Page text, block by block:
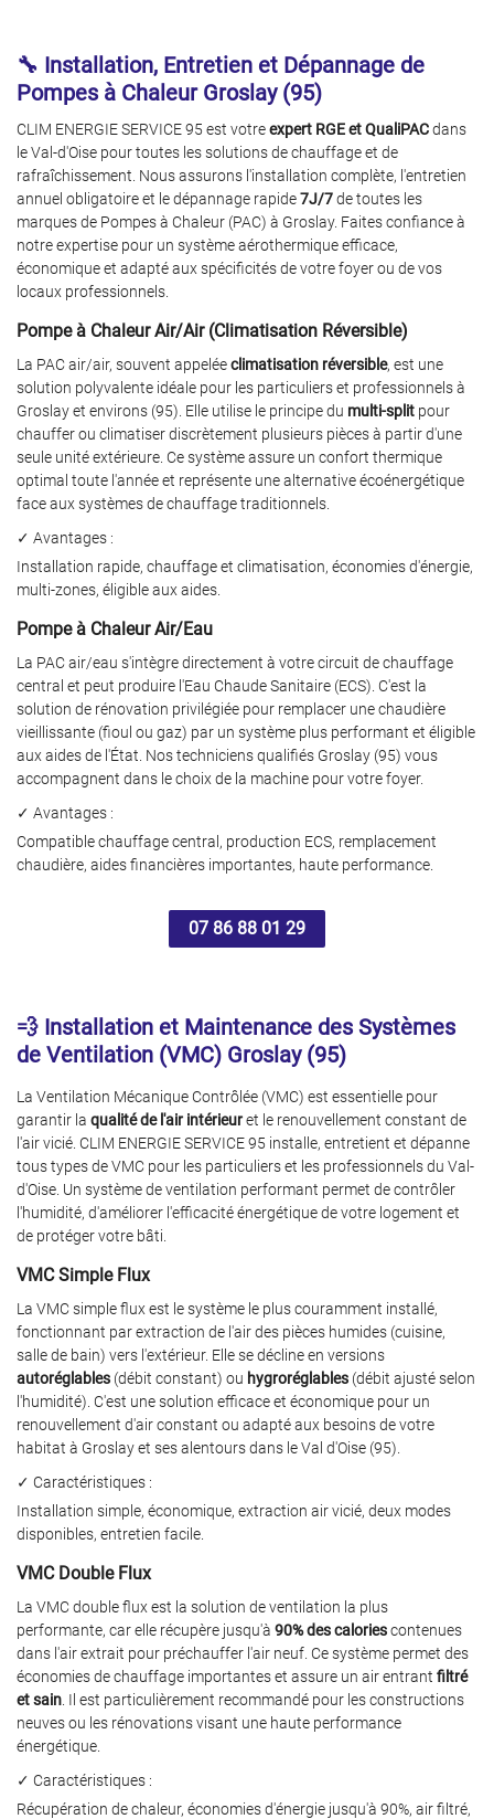
ACCUEIL
CHALEUR AIR/EAU
VENTILATION
SANITAIRE
AVIS
ACTUALITÉS
CONTACT
Une question
07 86 88 01
🔧 Installation, Entretien et Dépannage de
Pompes à Chaleur Groslay (95)
CLIM ENERGIE SERVICE 95 est votreexpert RGE et QualiPACdans
le Val-d'Oise pour toutes les solutions de chauffage et de
rafraîchissement. Nous assurons l'installation complète, l'entretien
annuel obligatoire et le dépannage rapide7J/7de toutes les
marques de Pompes à Chaleur (PAC) à Groslay. Faites confiance à
notre expertise pour un système aérothermique efficace,
économique et adapté aux spécificités de votre foyer ou de vos
locaux professionnels.
Pompe à Chaleur Air/Air (Climatisation Réversible)
La PAC air/air, souvent appeléeclimatisation réversible, est une
solution polyvalente idéale pour les particuliers et professionnels à
Groslay et environs (95). Elle utilise le principe du multi-split pour
chauffer ou climatiser discrètement plusieurs pièces à partir d'une
seule unité extérieure. Ce système assure un confort thermique
optimal toute l'année et représente une alternative écoénergétique
face aux systèmes de chauffage traditionnels.
✓ Avantages :
Installation rapide, chauffage et climatisation, économies d'énergie,
multi-zones, éligible aux aides.
Pompe à Chaleur Air/Eau
La PAC air/eau s'intègre directement à votre circuit de chauffage
central et peut produire l'Eau Chaude Sanitaire (ECS). C'est la
solution de rénovation privilégiée pour remplacer une chaudière
vieillissante (fioul ou gaz) par un système plus performant et éligible
aux aides de l'État. Nos techniciens qualifiés Groslay (95) vous
accompagnent dans le choix de la machine pour votre foyer.
✓ Avantages :
Compatible chauffage central, production ECS, remplacement
chaudière, aides financières importantes, haute performance.
07 86 88 01 29
💨 Installation et Maintenance des Systèmes
de Ventilation (VMC) Groslay (95)
La Ventilation Mécanique Contrôlée (VMC) est essentielle pour
garantir la qualité de l'air intérieuret le renouvellement constant de
l'air vicié. CLIM ENERGIE SERVICE 95 installe, entretient et dépanne
tous types de VMC pour les particuliers et les professionnels du Val-
d'Oise. Un système de ventilation performant permet de contrôler
l'humidité, d'améliorer l'efficacité énergétique de votre logement et
de protéger votre bâti.
VMC Simple Flux
La VMC simple flux est le système le plus couramment installé,
fonctionnant par extraction de l'air des pièces humides (cuisine,
salle de bain) vers l'extérieur. Elle se décline en versions
autoréglables (débit constant) ou hygroréglables (débit ajusté selon
l'humidité). C'est une solution efficace et économique pour un
renouvellement d'air constant ou adapté aux besoins de votre
habitat à Groslay et ses alentours dans le Val d'Oise (95).
✓ Caractéristiques :
Installation simple, économique, extraction air vicié, deux modes
disponibles, entretien facile.
VMC Double Flux
La VMC double flux est la solution de ventilation la plus
performante, car elle récupère jusqu'à 90% des caloriescontenues
dans l'air extrait pour préchauffer l'air neuf. Ce système permet des
économies de chauffage importantes et assure un air entrant filtré
et sain . Il est particulièrement recommandé pour les constructions
neuves ou les rénovations visant une haute performance
énergétique.
✓ Caractéristiques :
Récupération de chaleur, économies d'énergie jusqu'à 90%, air filtré,